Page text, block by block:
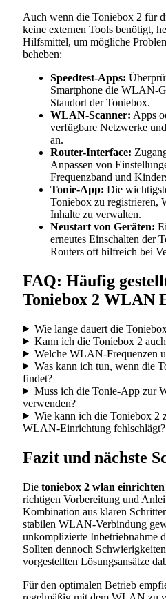
Auch wenn die Toniebox 2 für
keine externen Tools benötigt,
Hilfsmittel, um mögliche
beheben:
Speedtest-Apps:
Smartphone die WLAN-
Standort der Toniebox.
WLAN-Scanner: Apps
verfügbare Netzwerke
an.
Router-Interface:
Anpassen von
Frequenzband und
Tonie-App: Die
Toniebox zu registrieren,
Inhalte zu verwalten.
Neustart von Geräten:
erneutes Einschalten der
Routers oft hilfreich bei
FAQ: Häufig
Toniebox 2 WLAN
Wie lange dauert die
Kann ich die Toniebox 2
Welche WLAN-Frequenzen
Was kann ich tun, wenn die
findet?
Muss ich die Tonie-App zur
verwenden?
Wie kann ich die Toniebox 2
WLAN-Einrichtung fehlschlägt?
Fazit und nächste
Die toniebox 2 wlan
richtigen Vorbereitung und
Kombination aus klaren
stabilen WLAN-Verbindung
unkomplizierte Inbetriebnahme
Sollten dennoch
vorgestellten Lösungsansätze
Für den optimalen Betrieb